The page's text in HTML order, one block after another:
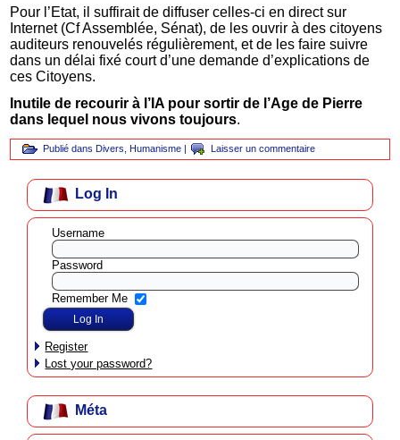
Pour l’Etat, il suffirait de diffuser celles-ci en direct sur
Internet (Cf Assemblée, Sénat), de les ouvrir à des citoyens
auditeurs renouvelés régulièrement, et de les faire suivre
dans un délai fixé court d’une demande d’explications de
ces Citoyens.
Inutile de recourir à l’IA pour sortir de l’Age de Pierre
dans lequel nous vivons toujours.
Publié dans Divers Humanisme | Laisser un commentaire
Log In
Username
Password
Remember Me
Register
Lost your password?
Méta